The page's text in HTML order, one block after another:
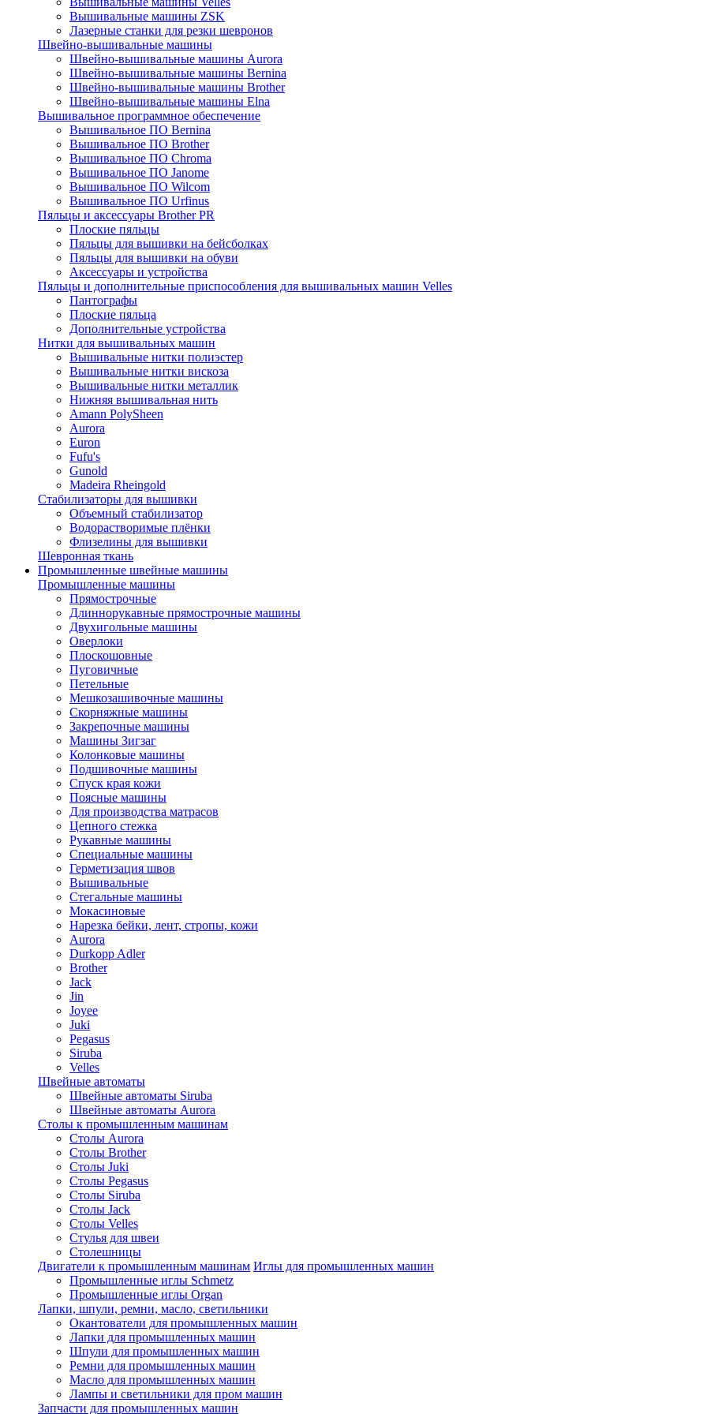
Вышивальные машины ZSK
Лазерные станки для резки шевронов
Швейно-вышивальные машины
Швейно-вышивальные машины Aurora
Швейно-вышивальные машины Bernina
Швейно-вышивальные машины Brother
Швейно-вышивальные машины Elna
Вышивальное программное обеспечение
Вышивальное ПО Bernina
Вышивальное ПО Brother
Вышивальное ПО Chroma
Вышивальное ПО Janome
Вышивальное ПО Wilcom
Вышивальное ПО Urfinus
Пяльцы и аксессуары Brother PR
Плоские пяльцы
Пяльцы для вышивки на бейсболках
Пяльцы для вышивки на обуви
Аксессуары и устройства
Пяльцы и дополнительные приспособления для вышивальных машин Velles
Пантографы
Плоские пяльца
Дополнительные устройства
Нитки для вышивальных машин
Вышивальные нитки полиэстер
Вышивальные нитки вискоза
Вышивальные нитки металлик
Нижняя вышивальная нить
Amann PolySheen
Aurora
Euron
Fufu's
Gunold
Madeira Rheingold
Стабилизаторы для вышивки
Объемный стабилизатор
Водорастворимые плёнки
Флизелины для вышивки
Шевронная ткань
Промышленные швейные машины
Промышленные машины
Прямострочные
Длиннорукавные прямострочные машины
Двухигольные машины
Оверлоки
Плоскошовные
Пуговичные
Петельные
Мешкозашивочные машины
Скорняжные машины
Закрепочные машины
Машины Зигзаг
Колонковые машины
Подшивочные машины
Спуск края кожи
Поясные машины
Для производства матрасов
Цепного стежка
Рукавные машины
Специальные машины
Герметизация швов
Вышивальные
Стегальные машины
Мокасиновые
Нарезка бейки, лент, стропы, кожи
Aurora
Durkopp Adler
Brother
Jack
Jin
Joyee
Juki
Pegasus
Siruba
Velles
Швейные автоматы
Швейные автоматы Siruba
Швейные автоматы Aurora
Столы к промышленным машинам
Столы Aurora
Столы Brother
Столы Juki
Столы Pegasus
Столы Siruba
Столы Jack
Столы Velles
Стулья для швеи
Столешницы
Двигатели к промышленным машинам Иглы для промышленных машин
Промышленные иглы Schmetz
Промышленные иглы Organ
Лапки, шпули, ремни, масло, светильники
Окантователи для промышленных машин
Лапки для промышленных машин
Шпули для промышленных машин
Ремни для промышленных машин
Масло для промышленных машин
Лампы и светильники для пром машин
Запчасти для промышленных машин